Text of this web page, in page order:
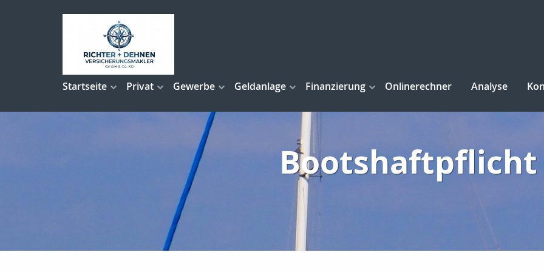
Startseite Privat Gewerbe Geldanlage Finanzierung Onlinerechner Analyse
Bootshaftpflicht